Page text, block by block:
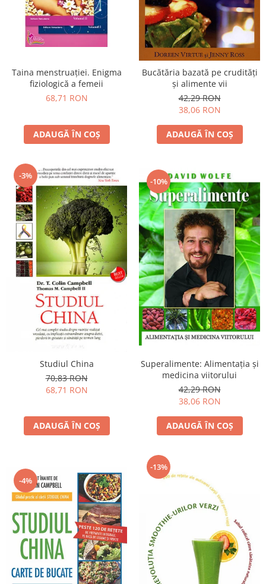
Vindecare
Povestiri
Relații de cuplu
Psihologie practică
Sexualitate
Seria Masaru Emoto
Îngeri
Vindecare spirituală
Viaţa de după moarte
Cristale
Supă de pui pentru suflet
Yoga
Spiritualitate şi ştiinţă
Fără categorie
Cunoaștere
Taina menstruației. Enigma
fiziologică a femeii
68,71 RON
ADAUGĂ ÎN COȘ
Bucătăria bazată pe crudităţi
şi alimente vii
42,29 RON
38,06 RON
ADAUGĂ ÎN COȘ
-3%
Studiul China
70,83 RON
68,71 RON
ADAUGĂ ÎN COȘ
-10%
Superalimente: Alimentaţia şi
medicina viitorului
42,29 RON
38,06 RON
ADAUGĂ ÎN COȘ
-4%
-13%